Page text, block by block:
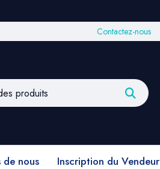
Contactez-nous
nous
Inscription du Vendeur